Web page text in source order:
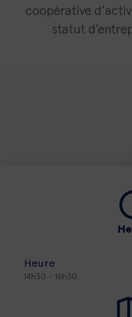
coopérative
statut
Heure
14h30 - 16h30